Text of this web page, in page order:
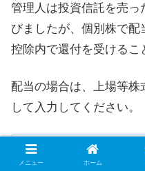
管理人は投資信託を売
びましたが、個別株で
控除内で還付を受けるこ
配当の場合は、上場等
して入力してください。
子供の配当を非課税で
メニュー ホーム